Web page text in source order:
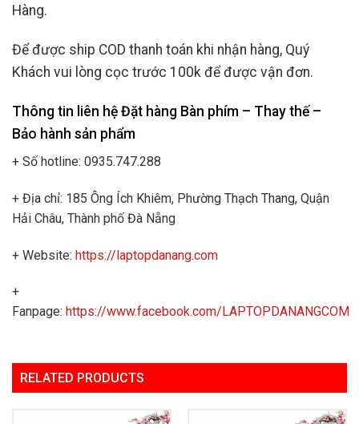
Hàng.
Để được ship COD thanh toán khi nhận hàng, Quý
Khách vui lòng cọc trước 100k để được vận đơn.
Thông tin liên hệ Đặt hàng Bàn phím – Thay thế –
Bảo hành sản phẩm
+ Số hotline: 0935.747.288
+ Địa chỉ: 185 Ông Ích Khiêm, Phường Thạch Thang, Quận
Hải Châu, Thành phố Đà Nẵng
+ Website: https://laptopdanang.com
+
Fanpage: https://www.facebook.com/LAPTOPDANANGCOM
RELATED PRODUCTS